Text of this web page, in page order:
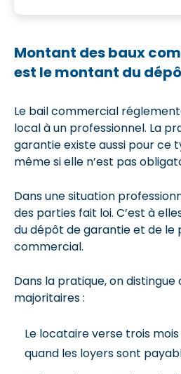
Montant des baux
est le montant du
Le bail commercial
local à un professionnel. La
garantie existe aussi pour ce
même si elle n’est pas
Dans une situation
des parties fait loi. C’est à
du dépôt de garantie et de le
commercial.
Dans la pratique, on distingue
majoritaires :
Le locataire verse trois
quand les loyers sont